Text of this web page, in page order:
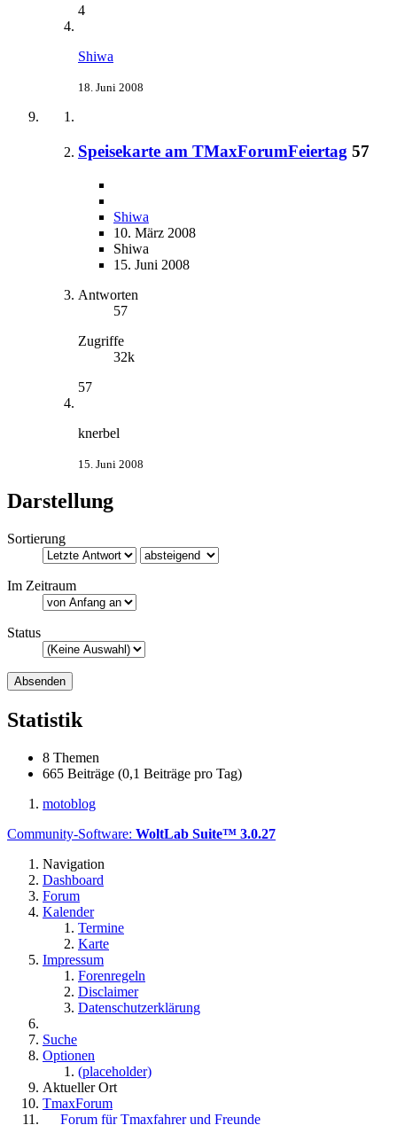
4
Shiwa
18. Juni 2008
Speisekarte am TMaxForumFeiertag 57
Shiwa
10. März 2008
Shiwa
15. Juni 2008
Antworten
57
Zugriffe
32k
57
knerbel
15. Juni 2008
Darstellung
Sortierung
Im Zeitraum
Status
Statistik
8 Themen
665 Beiträge (0,1 Beiträge pro Tag)
motoblog
Community-Software: WoltLab Suite™ 3.0.27
Navigation
Dashboard
Forum
Kalender
Termine
Karte
Impressum
Forenregeln
Disclaimer
Datenschutzerklärung
Suche
Optionen
(placeholder)
Aktueller Ort
TmaxForum
Forum für Tmaxfahrer und Freunde